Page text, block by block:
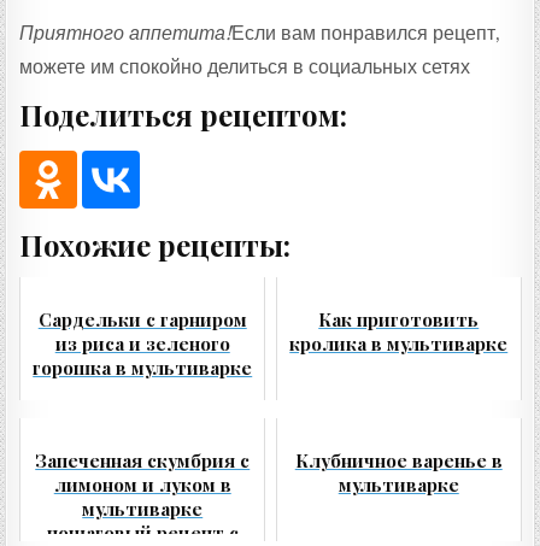
Приятного аппетита!Если вам понравился рецепт,
можете им спокойно делиться в социальных сетях
Поделиться рецептом:
Похожие рецепты:
Сардельки с гарниром
из риса и зеленого
горошка в мультиварке
Как приготовить
кролика в мультиварке
Запеченная скумбрия с
лимоном и луком в
мультиварке
пошаговый рецепт с
Клубничное варенье в
мультиварке